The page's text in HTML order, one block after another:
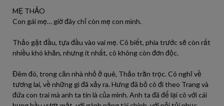
MẸ THẢO
Con gái mẹ… giờ đây chỉ còn mẹ con mình.
Thảo gật đầu, tựa đầu vào vai mẹ. Cô biết, phía trước sẽ còn rất
nhiều khó khăn, nhưng ít nhất, cô không còn đơn độc.
Đêm đó, trong căn nhà nhỏ ở quê, Thảo trằn trọc. Cô nghĩ về
tương lai, về những gì đã xảy ra. Hưng đã bỏ cô đi theo Trang và
đứa con trai mà anh ta tin là của mình. Anh ta đã để lại cô với cái